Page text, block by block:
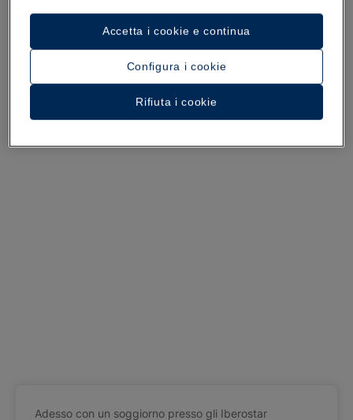
Un tour dell’hotel
Adesso con un soggiorno presso gli Iberostar
Configura i cookie
Rifiuta i cookie
Accetta i cookie e continua